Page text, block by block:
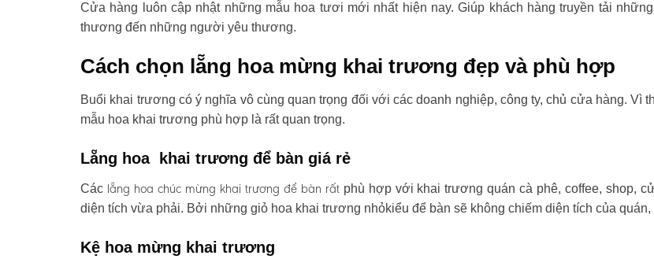
Cửa hàng luôn cập nhật những mẫu hoa tươi mới nhất hiện nay. Giúp khách hàng truyền tải
thương đến những người yêu thương.
Cách chọn lẵng hoa mừng khai trương đẹp và phù hợp
Buổi khai trương có ý nghĩa vô cùng quan trọng đối với các doanh nghiệp, công ty, chủ cửa hàng. Vì
mẫu hoa khai trương phù hợp là rất quan trọng.
Lẵng hoa khai trương để bàn giá rẻ
Các lẵng hoa chúc mừng khai trương để bàn rấtphù hợp với khai trương quán cà phê, coffee, shop,
diện tích vừa phải. Bởi những giỏ hoa khai trương nhỏkiểu để bàn sẽ không chiếm diện tích của quán,
Kệ hoa mừng khai trương